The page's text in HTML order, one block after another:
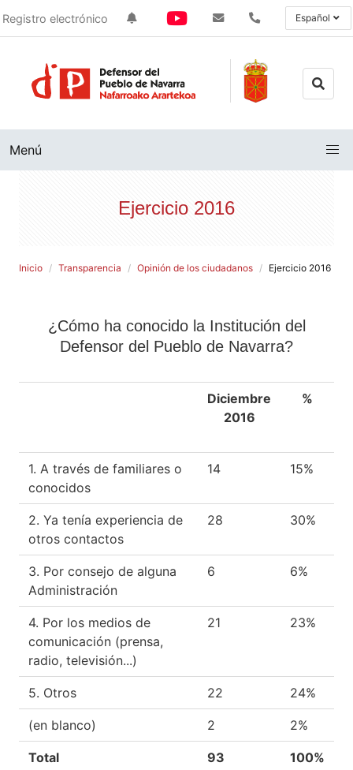
Registro electrónico Español
Menú
Ejercicio 2016
Inicio Transparencia Opinión de los ciudadanos Ejercicio 2016
¿Cómo ha conocido la Institución del
Defensor del Pueblo de Navarra?
Diciembre
2016
%
1. A través de familiares o
conocidos
14 15%
2. Ya tenía experiencia de
otros contactos
28 30%
3. Por consejo de alguna
Administración
6 6%
4. Por los medios de
comunicación (prensa,
radio, televisión...)
21 23%
5. Otros 22 24%
(en blanco) 2 2%
Total 93 100%